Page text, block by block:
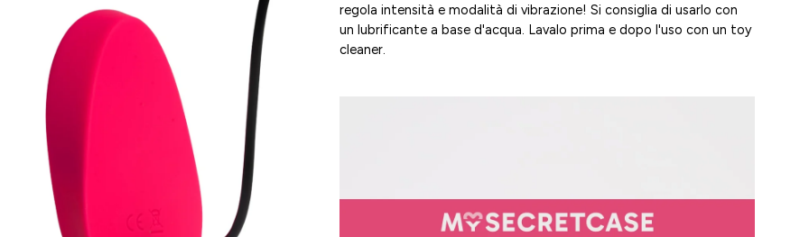
regola intensità e modalità di vibrazione! Si consiglia di usarlo con
un lubrificante a base d'acqua. Lavalo prima e dopo l'uso con un toy
cleaner.